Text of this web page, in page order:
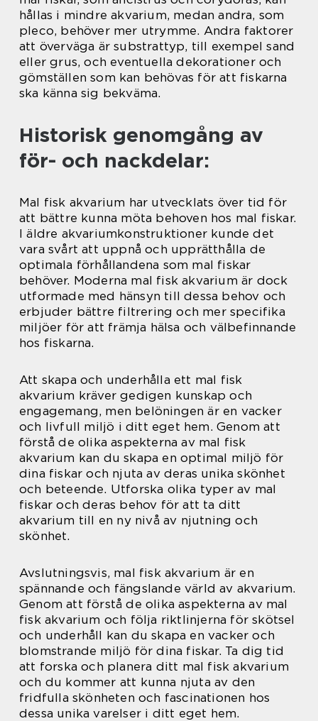
hållas i mindre akvarium, medan andra, som
pleco, behöver mer utrymme. Andra faktorer
att överväga är substrattyp, till exempel sand
eller grus, och eventuella dekorationer och
gömställen som kan behövas för att fiskarna
ska känna sig bekväma.
Historisk genomgång av
för- och nackdelar:
Mal fisk akvarium har utvecklats över tid för
att bättre kunna möta behoven hos mal fiskar.
I äldre akvariumkonstruktioner kunde det
vara svårt att uppnå och upprätthålla de
optimala förhållandena som mal fiskar
behöver. Moderna mal fisk akvarium är dock
utformade med hänsyn till dessa behov och
erbjuder bättre filtrering och mer specifika
miljöer för att främja hälsa och välbefinnande
hos fiskarna.
Att skapa och underhålla ett mal fisk
akvarium kräver gedigen kunskap och
engagemang, men belöningen är en vacker
och livfull miljö i ditt eget hem. Genom att
förstå de olika aspekterna av mal fisk
akvarium kan du skapa en optimal miljö för
dina fiskar och njuta av deras unika skönhet
och beteende. Utforska olika typer av mal
fiskar och deras behov för att ta ditt
akvarium till en ny nivå av njutning och
skönhet.
Avslutningsvis, mal fisk akvarium är en
spännande och fängslande värld av akvarium.
Genom att förstå de olika aspekterna av mal
fisk akvarium och följa riktlinjerna för skötsel
och underhåll kan du skapa en vacker och
blomstrande miljö för dina fiskar. Ta dig tid
att forska och planera ditt mal fisk akvarium
och du kommer att kunna njuta av den
fridfulla skönheten och fascinationen hos
dessa unika varelser i ditt eget hem.